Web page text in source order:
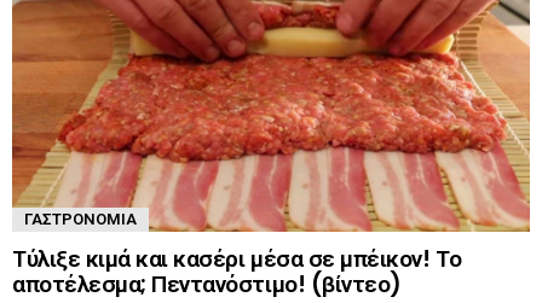
ΓΑΣΤΡΟΝΟΜΊΑ
Τύλιξε κιμά και κασέρι μέσα σε μπέικον! Το
αποτέλεσμα; Πεντανόστιμο! (βίντεο)